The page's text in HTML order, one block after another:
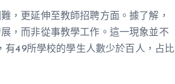
，更延伸至教師招聘方面。據了解，
，而非從事教學工作。這一現象並不
有49所學校的學生人數少於百人，占比